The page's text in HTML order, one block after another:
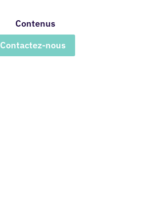
Contenus
Contactez-nous